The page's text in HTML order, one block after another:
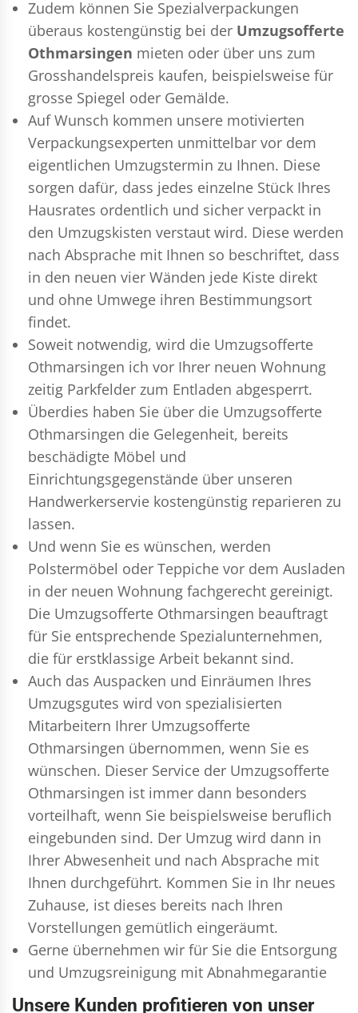
Zudem können Sie Spezialverpackungen
überaus kostengünstig bei der Umzugsofferte
Othmarsingen mieten oder über uns zum
Grosshandelspreis kaufen, beispielsweise für
grosse Spiegel oder Gemälde.
Auf Wunsch kommen unsere motivierten
Verpackungsexperten unmittelbar vor dem
eigentlichen Umzugstermin zu Ihnen. Diese
sorgen dafür, dass jedes einzelne Stück Ihres
Hausrates ordentlich und sicher verpackt in
den Umzugskisten verstaut wird. Diese werden
nach Absprache mit Ihnen so beschriftet, dass
in den neuen vier Wänden jede Kiste direkt
und ohne Umwege ihren Bestimmungsort
findet.
Soweit notwendig, wird die Umzugsofferte
Othmarsingen ich vor Ihrer neuen Wohnung
zeitig Parkfelder zum Entladen abgesperrt.
Überdies haben Sie über die Umzugsofferte
Othmarsingen die Gelegenheit, bereits
beschädigte Möbel und
Einrichtungsgegenstände über unseren
Handwerkerservie kostengünstig reparieren zu
lassen.
Und wenn Sie es wünschen, werden
Polstermöbel oder Teppiche vor dem Ausladen
in der neuen Wohnung fachgerecht gereinigt.
Die Umzugsofferte Othmarsingen beauftragt
für Sie entsprechende Spezialunternehmen,
die für erstklassige Arbeit bekannt sind.
Auch das Auspacken und Einräumen Ihres
Umzugsgutes wird von spezialisierten
Mitarbeitern Ihrer Umzugsofferte
Othmarsingen übernommen, wenn Sie es
wünschen. Dieser Service der Umzugsofferte
Othmarsingen ist immer dann besonders
vorteilhaft, wenn Sie beispielsweise beruflich
eingebunden sind. Der Umzug wird dann in
Ihrer Abwesenheit und nach Absprache mit
Ihnen durchgeführt. Kommen Sie in Ihr neues
Zuhause, ist dieses bereits nach Ihren
Vorstellungen gemütlich eingeräumt.
Gerne übernehmen wir für Sie die Entsorgung
und Umzugsreinigung mit Abnahmegarantie
Unsere Kunden profitieren von unser